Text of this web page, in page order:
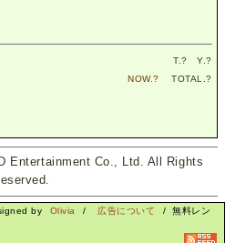
T.? Y.?
NOW.? TOTAL.?
Entertainment Co., Ltd. All Rights
by Olivia / 広告について
/ 無料レン